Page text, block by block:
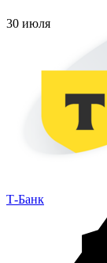
30 июля
Т-Банк